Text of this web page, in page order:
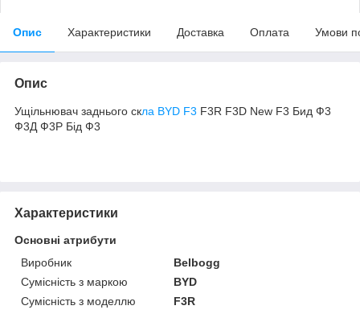
Опис Характеристики Доставка Оплата Умови
Опис
Ущільнювач заднього скла BYD F3 F3R F3D New F3 Бид Ф3
Ф3Д Ф3Р Бід Ф3
Характеристики
Основні атрибути
Виробник
Belbogg
Сумісність з маркою
BYD
Сумісність з моделлю
F3R